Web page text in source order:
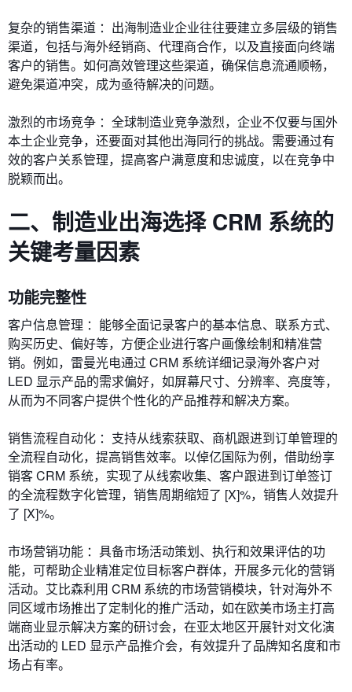
复杂的销售渠道 ：出海制造业企业往往要建立多层级的销售
渠道，包括与海外经销商、代理商合作，以及直接面向终端
客户的销售。如何高效管理这些渠道，确保信息流通顺畅，
避免渠道冲突，成为亟待解决的问题。
激烈的市场竞争 ：全球制造业竞争激烈，企业不仅要与国外
本土企业竞争，还要面对其他出海同行的挑战。需要通过有
效的客户关系管理，提高客户满意度和忠诚度，以在竞争中
脱颖而出。
二、制造业出海选择 CRM 系统的
关键考量因素
功能完整性
客户信息管理 ：能够全面记录客户的基本信息、联系方式、
购买历史、偏好等，方便企业进行客户画像绘制和精准营
销。例如，雷曼光电通过 CRM 系统详细记录海外客户对
LED 显示产品的需求偏好，如屏幕尺寸、分辨率、亮度等，
从而为不同客户提供个性化的产品推荐和解决方案。
销售流程自动化 ：支持从线索获取、商机跟进到订单管理的
全流程自动化，提高销售效率。以倬亿国际为例，借助纷享
销客 CRM 系统，实现了从线索收集、客户跟进到订单签订
的全流程数字化管理，销售周期缩短了 [X]%，销售人效提升
了 [X]%。
市场营销功能 ：具备市场活动策划、执行和效果评估的功
能，可帮助企业精准定位目标客户群体，开展多元化的营销
活动。艾比森利用 CRM 系统的市场营销模块，针对海外不
同区域市场推出了定制化的推广活动，如在欧美市场主打高
端商业显示解决方案的研讨会，在亚太地区开展针对文化演
出活动的 LED 显示产品推介会，有效提升了品牌知名度和市
场占有率。